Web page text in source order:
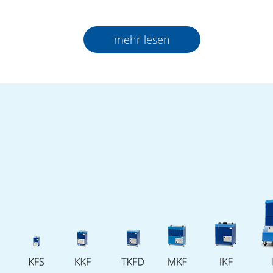
Weltweit sind Kunststoffe ein ständiger
Begleiter in allen Bereichen des täglichen
Erfassung und Filterung sämtlicher
Luftschadstoffe in der Kunststofffertigung
mehr lesen